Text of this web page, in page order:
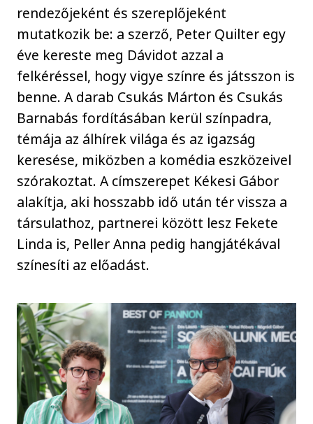
rendezőjeként és szereplőjeként
mutatkozik be: a szerző, Peter Quilter egy
éve kereste meg Dávidot azzal a
felkéréssel, hogy vigye színre és játsszon is
benne. A darab Csukás Márton és Csukás
Barnabás fordításában kerül színpadra,
témája az álhírek világa és az igazság
keresése, miközben a komédia eszközeivel
szórakoztat. A címszerepet Kékesi Gábor
alakítja, aki hosszabb idő után tér vissza a
társulathoz, partnerei között lesz Fekete
Linda is, Peller Anna pedig hangjátékával
színesíti az előadást.